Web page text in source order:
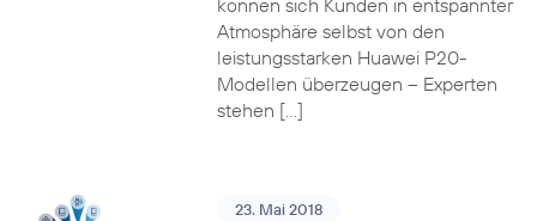
können sich Kunden in entspannter
Atmosphäre selbst von den
leistungsstarken Huawei P20-
Modellen überzeugen – Experten
stehen […]
23. Mai 2018